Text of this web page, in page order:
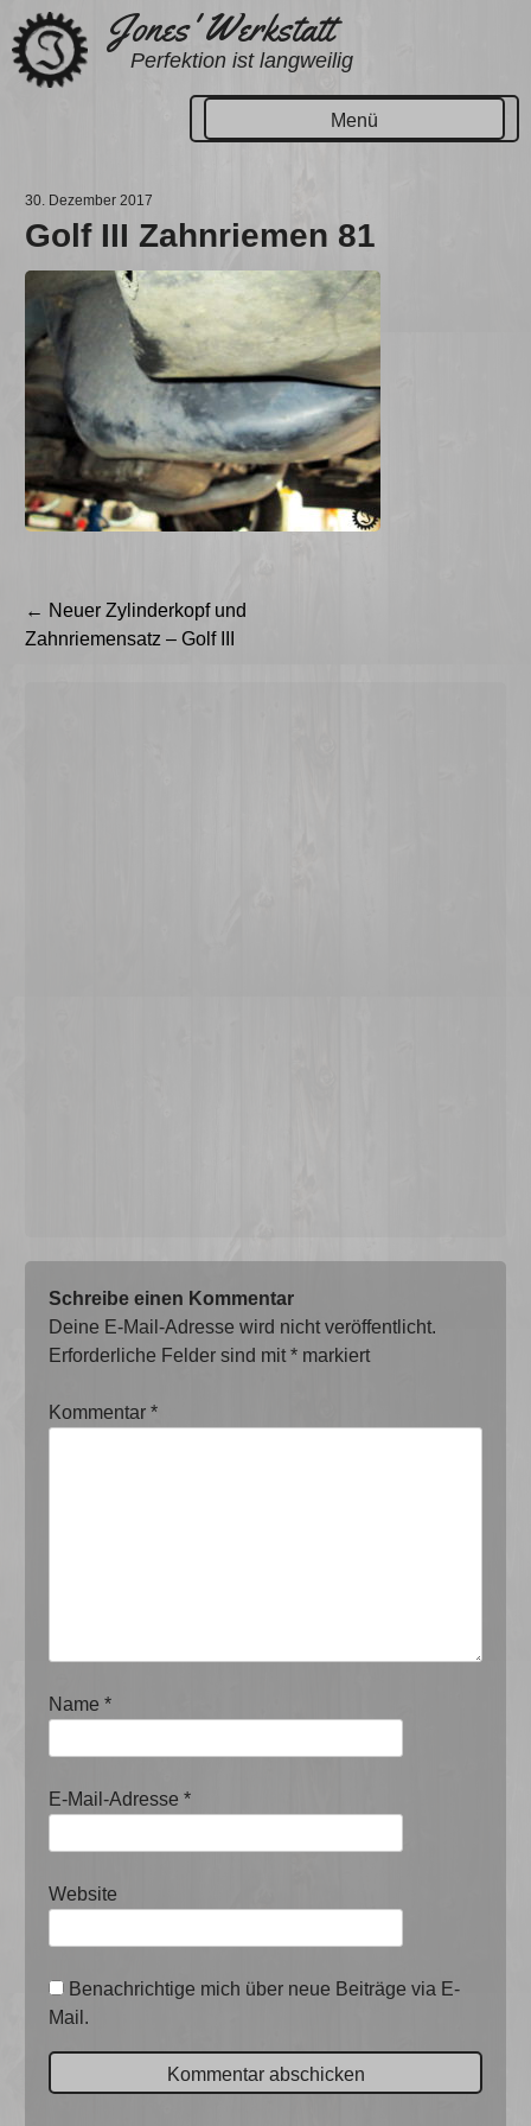
Zum
Inhalt
springen
Jones' Werkstatt
Perfektion ist langweilig
Menü
30. Dezember 2017
Golf III Zahnriemen 81
Beitragsnavigation
← Neuer Zylinderkopf und
Zahnriemensatz – Golf III
Schreibe einen Kommentar
Deine E-Mail-Adresse wird nicht veröffentlicht.
Erforderliche Felder sind mit* markiert
Kommentar*
Name*
E-Mail-Adresse*
Website
Benachrichtige mich über neue Beiträge via E-
Mail.